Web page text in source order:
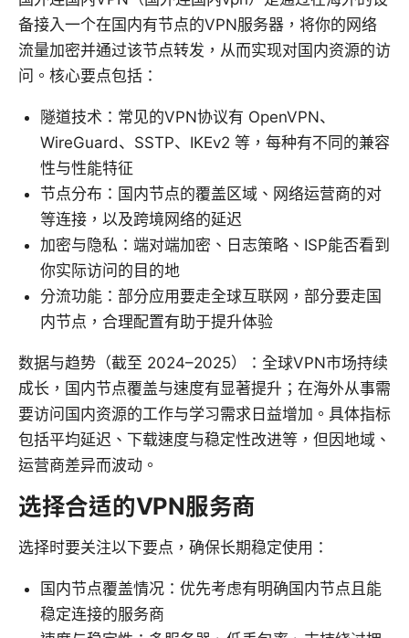
备接入一个在国内有节点的VPN服务器，将你的网络
流量加密并通过该节点转发，从而实现对国内资源的访
问。核心要点包括：
隧道技术：常见的VPN协议有 OpenVPN、
WireGuard、SSTP、IKEv2 等，每种有不同的兼容
性与性能特征
节点分布：国内节点的覆盖区域、网络运营商的对
等连接，以及跨境网络的延迟
加密与隐私：端对端加密、日志策略、ISP能否看到
你实际访问的目的地
分流功能：部分应用要走全球互联网，部分要走国
内节点，合理配置有助于提升体验
数据与趋势（截至 2024–2025）：全球VPN市场持续
成长，国内节点覆盖与速度有显著提升；在海外从事需
要访问国内资源的工作与学习需求日益增加。具体指标
包括平均延迟、下载速度与稳定性改进等，但因地域、
运营商差异而波动。
选择合适的VPN服务商
选择时要关注以下要点，确保长期稳定使用：
国内节点覆盖情况：优先考虑有明确国内节点且能
稳定连接的服务商